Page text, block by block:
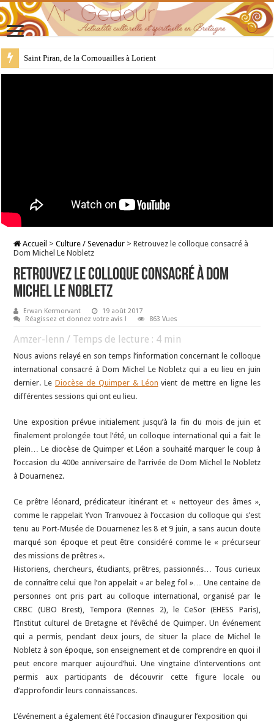
28 juillet : Saint Samson de Dol, père de la Bretagne chrétienne
Accueil > Culture / Sevenadur > Retrouvez le colloque consacré à
Dom Michel Le Nobletz
Retrouvez le colloque consacré à Dom
Michel Le Nobletz
Erwan Kermorvant
19 août 2017
Réagissez et donnez votre avis !
863 Vues
Amzer-lenn / Temps de lecture : 4 min
Nous avions relayé en son temps l’information concernant le colloque
international consacré à Dom Michel Le Nobletz qui a eu lieu en juin
dernier. Le Diocèse de Quimper & Léon vient de mettre en ligne les
différentes sessions qui ont eu lieu.
Une exposition prévue initialement jusqu’à la fin du mois de juin et
finalement prolongée tout l’été, un colloque international qui a fait le
plein… Le diocèse de Quimper et Léon a souhaité marquer le coup à
l’occasion du 400e anniversaire de l’arrivée de Dom Michel le Nobletz
à Douarnenez.
Ce prêtre léonard, prédicateur itinérant et « nettoyeur des âmes »,
comme le rappelait Yvon Tranvouez à l’occasion du colloque qui s’est
tenu au Port-Musée de Douarnenez les 8 et 9 juin, a sans aucun doute
marqué son époque et peut être considéré comme le « précurseur
des missions de prêtres ».
Historiens, chercheurs, étudiants, prêtres, passionnés… Tous curieux
de connaître celui que l’on appelait « ar beleg fol »… Une centaine de
personnes ont pris part au colloque international, organisé par le
CRBC (UBO Brest), Tempora (Rennes 2), le CeSor (EHESS Paris),
l’Institut culturel de Bretagne et l’évêché de Quimper. Un événement
qui a permis, pendant deux jours, de situer la place de Michel le
Nobletz à son époque, son enseignement et de comprendre en quoi il
peut encore marquer aujourd’hui. Une vingtaine d’interventions ont
permis aux participants de découvrir cette figure locale ou
d’approfondir leurs connaissances.
L’événement a également été l’occasion d’inaugurer l’exposition qui